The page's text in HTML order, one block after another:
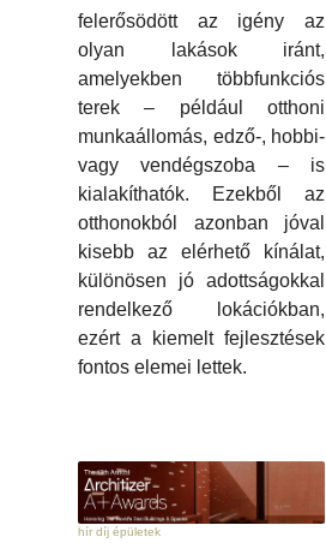
felerősödött az igény az
olyan lakások iránt,
amelyekben többfunkciós
terek – például otthoni
munkaállomás, edző-, hobbi-
vagy vendégszoba – is
kialakíthatók. Ezekből az
otthonokból azonban jóval
kisebb az elérhető kínálat,
különösen jó adottságokkal
rendelkező lokációkban,
ezért a kiemelt fejlesztések
fontos elemei lettek.
hír díj épületek